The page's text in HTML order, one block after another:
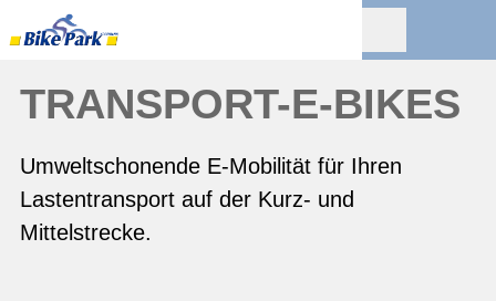
TRANSPORT-E-BIKES
Umweltschonende E-Mobilität für Ihren
Lastentransport auf der Kurz- und
Mittelstrecke.